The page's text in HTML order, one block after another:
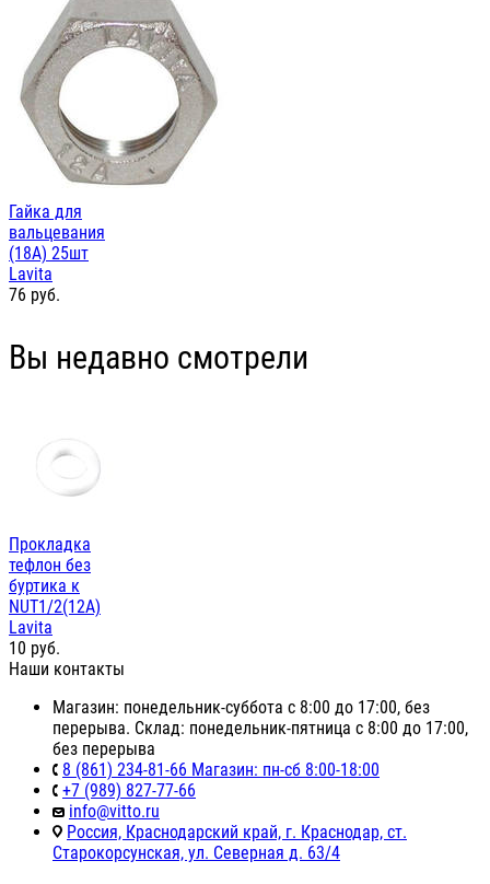
Гайка для
вальцевания
(18А) 25шт
Lavita
76 руб.
Вы недавно смотрели
Прокладка
тефлон без
буртика к
NUT1/2(12А)
Lavita
10 руб.
Наши контакты
Магазин: понедельник-суббота с 8:00 до 17:00, без
перерыва. Склад: понедельник-пятница с 8:00 до 17:00,
без перерыва
8 (861) 234-81-66 Магазин: пн-сб 8:00-18:00
+7 (989) 827-77-66
info@vitto.ru
Россия, Краснодарский край, г. Краснодар, ст.
Старокорсунская, ул. Северная д. 63/4